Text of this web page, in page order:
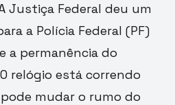
Justiça Federal deu um
a Polícia Federal (PF)
a permanência do
relógio está correndo
mudar o rumo do